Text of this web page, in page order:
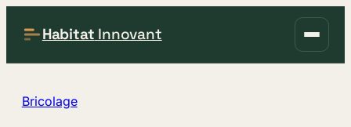
Habitat Innovant
Bricolage